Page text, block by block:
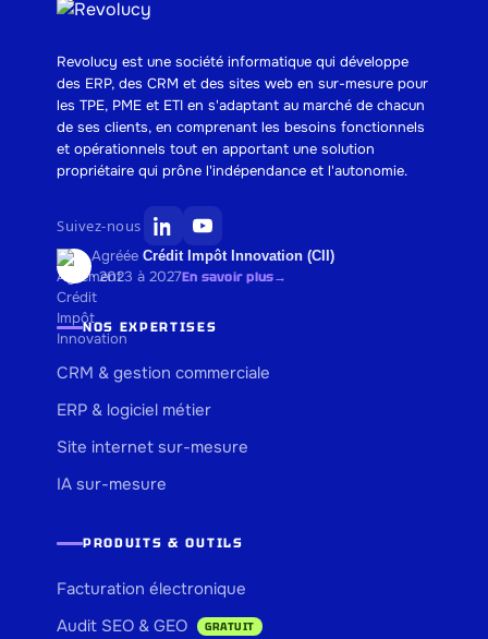
Revolucy est une société informatique qui développe
des ERP, des CRM et des sites web en sur-mesure pour
les TPE, PME et ETI en s'adaptant au marché de chacun
de ses clients, en comprenant les besoins fonctionnels
et opérationnels tout en apportant une solution
propriétaire qui prône l'indépendance et l'autonomie.
Suivez-nous
Agréée Crédit Impôt Innovation (CII)
· 2023 à 2027En savoir plus→
NOS EXPERTISES
CRM & gestion commerciale
ERP & logiciel métier
Site internet sur-mesure
IA sur-mesure
PRODUITS & OUTILS
Facturation électronique
Audit SEO & GEO
GRATUIT